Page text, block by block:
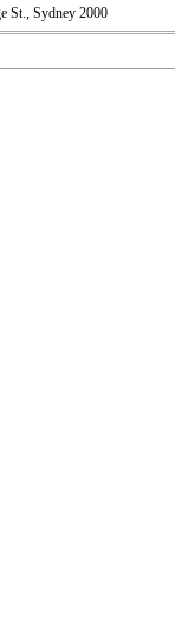
St., Sydney 2000